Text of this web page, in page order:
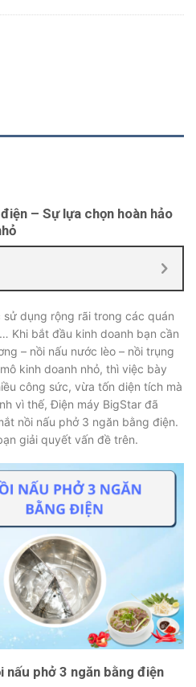
– Sự lựa chọn hoàn hảo
dụng rộng rãi trong các quán
Khi bắt đầu kinh doanh bạn cần
– nồi nấu nước lèo – nồi trụng
kinh doanh nhỏ, thì việc bày
công sức, vừa tốn diện tích mà
vì thế, Điện máy BigStar đã
nồi nấu phở 3 ngăn bằng điện.
giải quyết vấn đề trên.
phở 3 ngăn bằng điện